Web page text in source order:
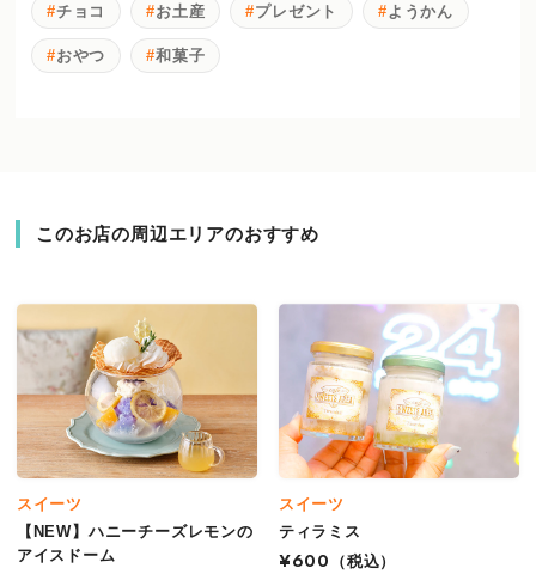
チョコ お土産 プレゼント ようかん
おやつ 和菓子
このお店の周辺エリアのおすすめ
スイーツ
【NEW】ハニーチーズレモンの
アイスドーム
スイーツ
ティラミス
¥600
（税込）